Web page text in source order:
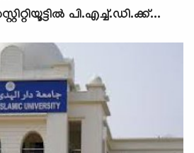
പി.എച്ച്‌.ഡി.ക്ക്‌...